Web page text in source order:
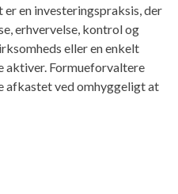
en investeringspraksis, der
erhvervelse, kontrol og
eller en enkelt
aktiver. Formueforvaltere
afkastet ved omhyggeligt at